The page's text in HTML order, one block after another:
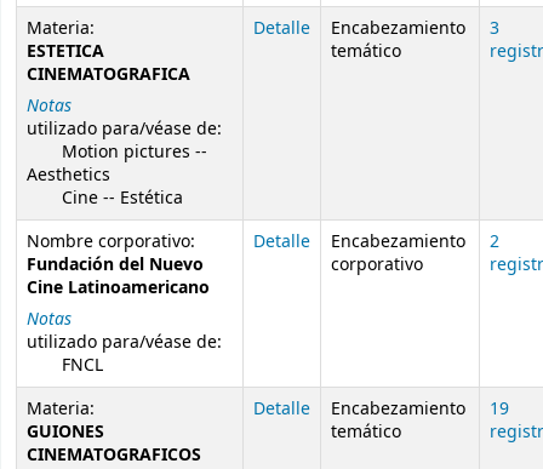
Materia:
ESTETICA
CINEMATOGRAFICA
Notas
utilizado para/véase de:
Motion pictures --
Aesthetics
Cine -- Estética
Detalle
Encabezamiento
temático
3
Nombre corporativo:
Fundación del Nuevo
Cine Latinoamericano
Notas
utilizado para/véase de:
FNCL
Detalle
Encabezamiento
corporativo
2
Materia:
GUIONES
CINEMATOGRAFICOS
Detalle
Encabezamiento
temático
19